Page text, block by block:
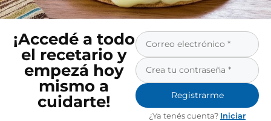
¡Accedé a todo
el recetario y
empezá hoy
mismo a
cuidarte!
Registrarme
¿Ya tenés cuenta? Iniciar